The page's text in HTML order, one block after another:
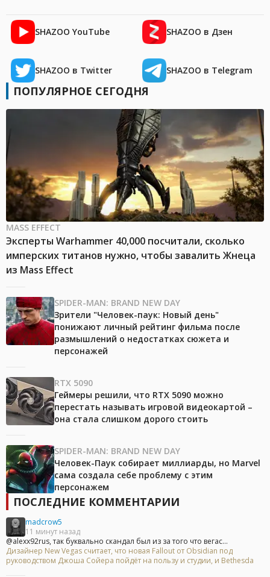
SHAZOO YouTube SHAZOO в Дзен
SHAZOO в Twitter SHAZOO в Telegram
ПОПУЛЯРНОЕ СЕГОДНЯ
MASS EFFECT
Эксперты Warhammer 40,000 посчитали, сколько
имперских титанов нужно, чтобы завалить Жнеца
из Mass Effect
SPIDER-MAN: BRAND NEW DAY
Зрители "Человек-паук: Новый день"
понижают личный рейтинг фильма после
размышлений о недостатках сюжета и
персонажей
RTX 5090
Геймеры решили, что RTX 5090 можно
перестать называть игровой видеокартой –
она стала слишком дорого стоить
SPIDER-MAN: BRAND NEW DAY
Человек-Паук собирает миллиарды, но Marvel
сама создала себе проблему с этим
персонажем
ПОСЛЕДНИЕ КОММЕНТАРИИ
madcrow5
11 минут назад
@alexx92rus, так буквально скандал был из за того что вегас...
Дизайнер New Vegas считает, что новая Fallout от Obsidian под
руководством Джоша Сойера пойдёт на пользу и студии, и Bethesda